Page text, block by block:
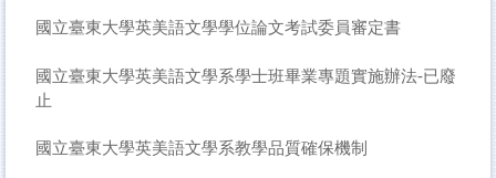
國立臺東大學英美語文學學位論文考試委員審定書
國立臺東大學英美語文學系學士班畢業專題實施辦法-已廢
止
國立臺東大學英美語文學系教學品質確保機制